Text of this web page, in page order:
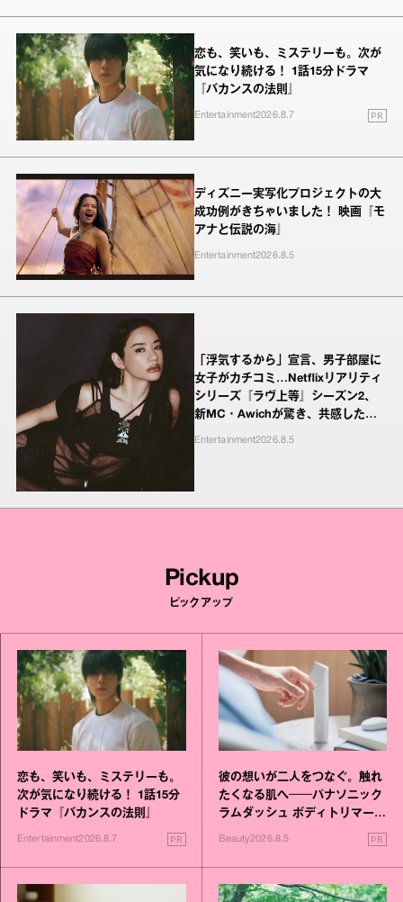
恋も、笑いも、ミステリーも。次が
気になり続ける！ 1話15分ドラマ
『バカンスの法則』
Entertainment2026.8.7 PR
ディズニー実写化プロジェクトの大
成功例がきちゃいました！ 映画『モ
アナと伝説の海』
Entertainment2026.8.5
「浮気するから」宣言、男子部屋に
女子がカチコミ…Netflixリアリティ
シリーズ『ラヴ上等』シーズン2、
新MC・Awichが驚き、共感したヤ
Entertainment2026.8.5
Pickup
ピックアップ
恋も、笑いも、ミステリーも。
次が気になり続ける！ 1話15分
ドラマ『バカンスの法則』
Entertainment2026.8.7 PR
彼の想いが二人をつなぐ。触れ
たくなる肌へ──パナソニック
ラムダッシュ ボディトリマーが
Beauty2026.8.5 PR